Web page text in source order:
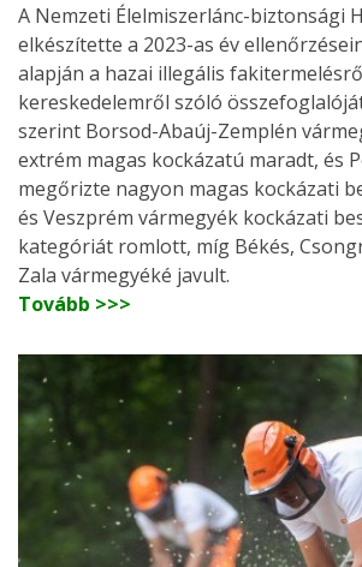
A Nemzeti Élelmiszerlánc-biztonsági
elkészítette a 2023-as év
alapján a hazai illegális
kereskedelemről szóló
szerint Borsod-Abaúj-Zemplén
extrém magas kockázatú maradt, és
megőrizte nagyon magas kockázati
és Veszprém vármegyék kockázati
kategóriát romlott, míg Békés,
Zala vármegyéké javult.
Tovább >>>